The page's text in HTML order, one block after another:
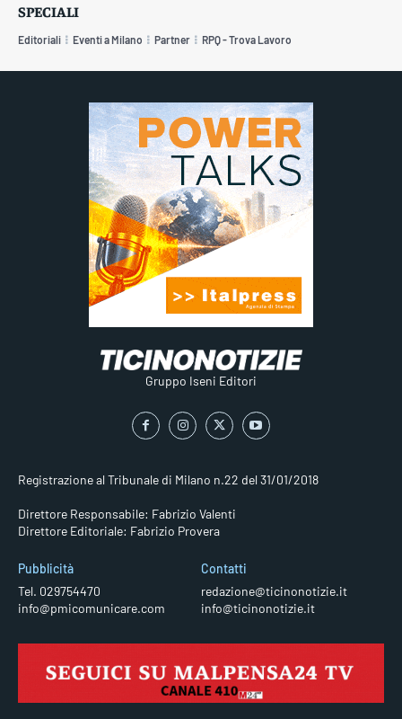
SPECIALI
Editoriali Eventi a Milano Partner RPQ - Trova Lavoro
Gruppo Iseni Editori
Registrazione al Tribunale di Milano n.22 del 31/01/2018
Direttore Responsabile: Fabrizio Valenti
Direttore Editoriale: Fabrizio Provera
Pubblicità
Tel. 029754470
info@pmicomunicare.com
Contatti
redazione@ticinonotizie.it
info@ticinonotizie.it